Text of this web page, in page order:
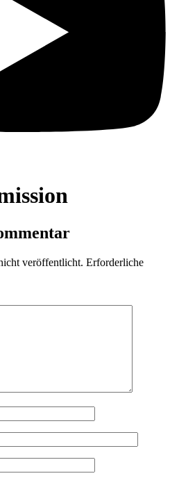
veröffentlicht. Erforderliche